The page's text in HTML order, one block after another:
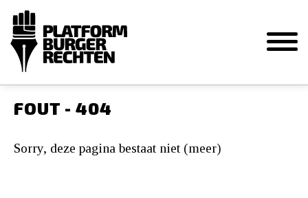
FOUT - 404
Sorry, deze pagina bestaat niet (meer)